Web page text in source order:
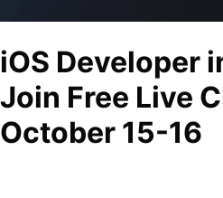
iOS Developer
Join Free Live
October 15-16